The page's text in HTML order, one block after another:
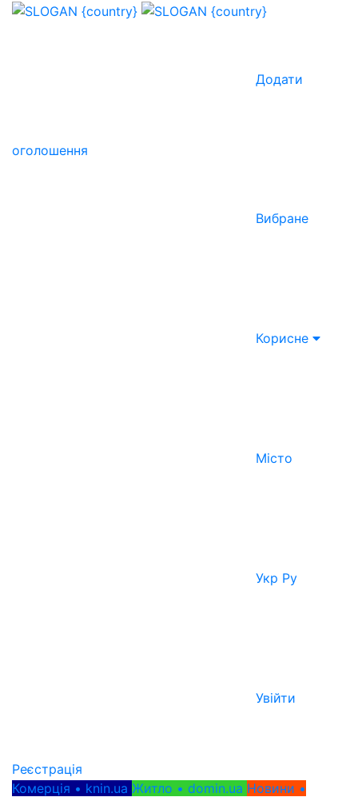
Додати
оголошення
Вибране
Корисне
Місто
Укр Ру
Увійти
Реєстрація
Комерція • knin.ua Житло • domin.ua Новини •